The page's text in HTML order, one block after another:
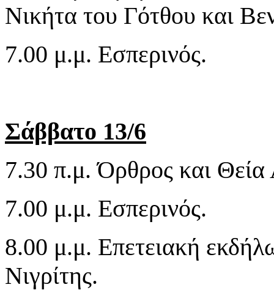
Νικήτα του Γότθου και
7.00 μ.μ. Εσπερινός.
Σάββατο 13/6
7.30 π.μ. Όρθρος και Θεία
7.00 μ.μ. Εσπερινός.
8.00 μ.μ. Επετειακή
Νιγρίτης.